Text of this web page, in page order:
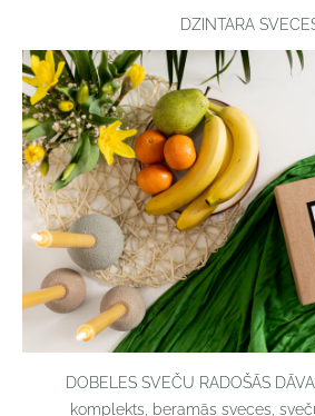
DZINTARA
DOBELES SVEČU RADOŠĀS
komplekts, beramās sveces,